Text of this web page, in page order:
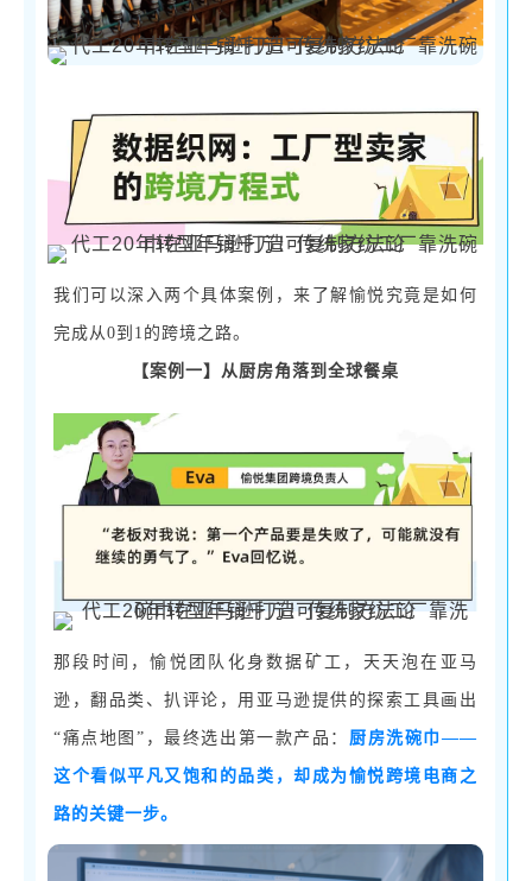
我们可以深入两个具体案例，来了解愉悦究竟是如何
完成从0到1的跨境之路。
【案例一】 从厨房角落到全球餐桌
那段时间，愉悦团队化身数据矿工，天天泡在亚马
逊，翻品类、扒评论，用亚马逊提供的探索工具画出
“痛点地图”，最终选出第一款产品： 厨房洗碗巾——
这个看似平凡又饱和的品类，却成为愉悦跨境电商之
路的关键一步。